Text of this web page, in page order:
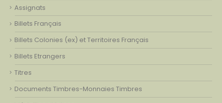
Assignats
Billets Français
Billets Colonies (ex) et Territoires Français
Billets Etrangers
Titres
Documents Timbres-Monnaies Timbres